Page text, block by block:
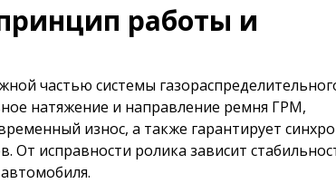
работы и
частью системы
натяжение и направление ремня ГРМ,
износ, а также гарантирует
От исправности ролика зависит